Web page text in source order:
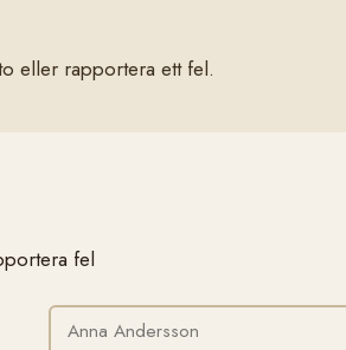
eller rapportera ett fel.
fel